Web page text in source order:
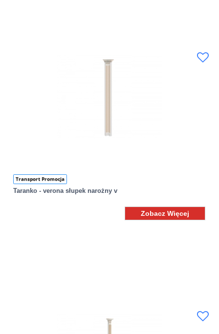
Transport Promocja
Taranko - verona słupek narożny v
Zobacz Więcej